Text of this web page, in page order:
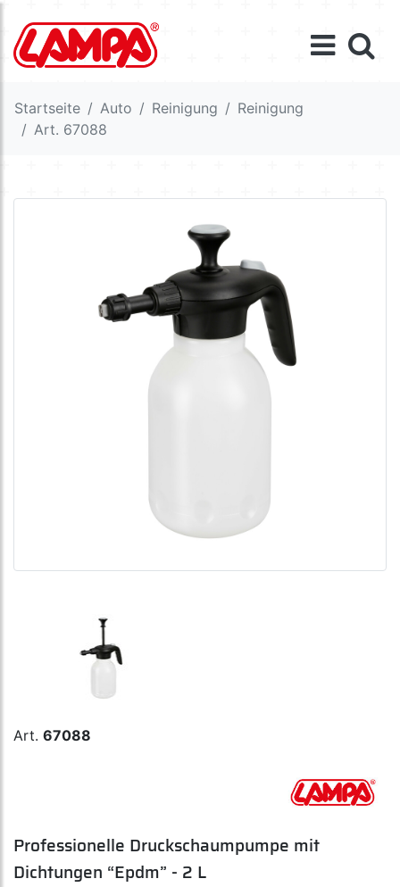
Startseite Auto Reinigung
Reinigung
Art. 67088
Art. 67088
Professionelle Druckschaumpumpe mit
Dichtungen “Epdm” - 2 L